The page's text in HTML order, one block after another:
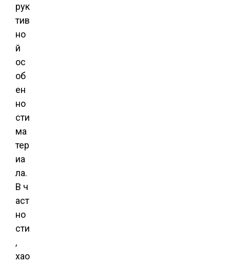
рук
тив
но
й
ос
об
ен
но
сти
ма
тер
иа
ла.
В ч
аст
но
сти
,
хао